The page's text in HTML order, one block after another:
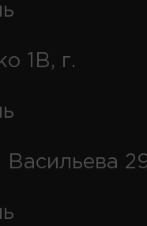
1В, г.
Васильева